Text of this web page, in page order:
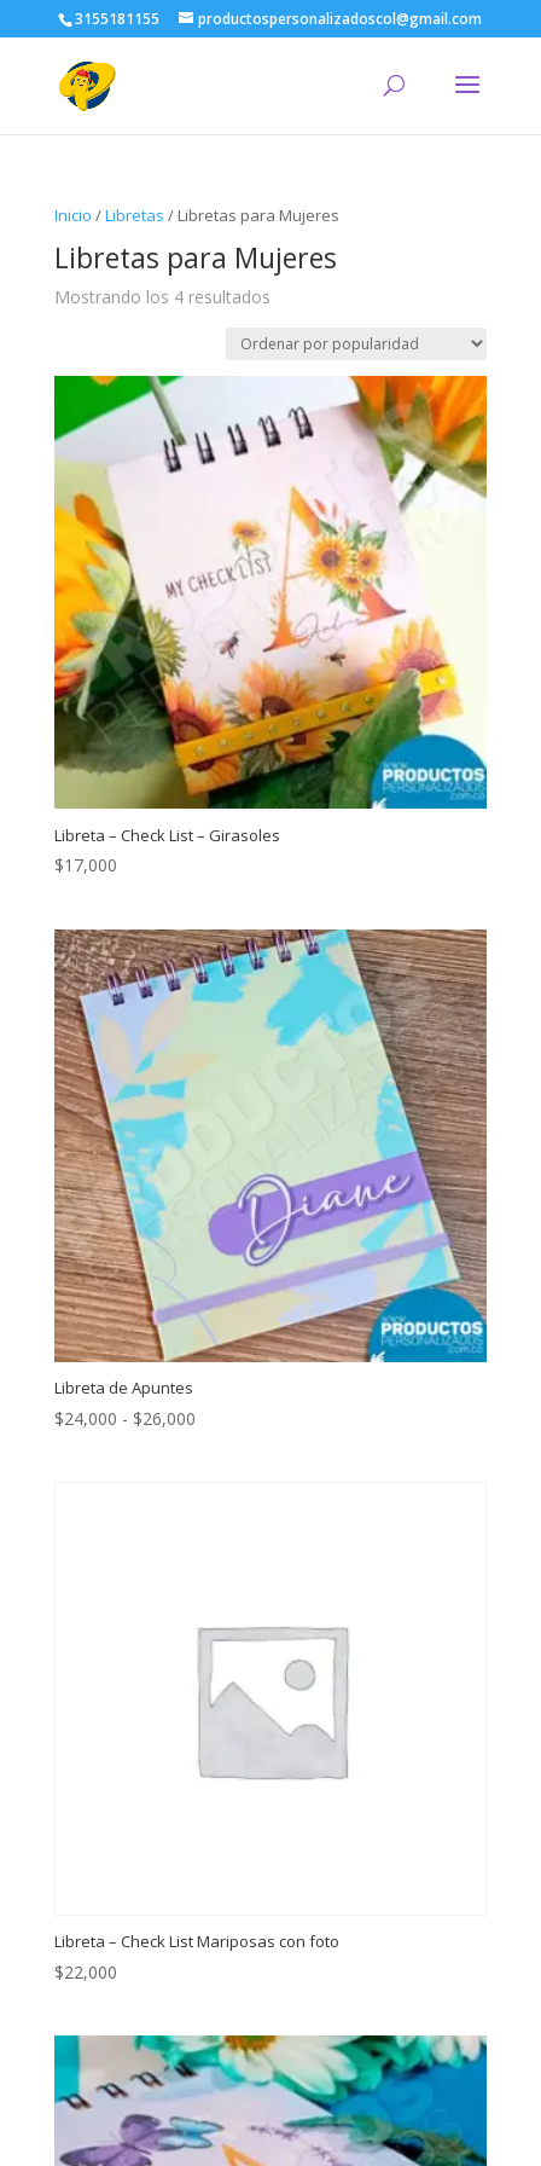
3155181155 productospersonalizadoscol@gmail.com
Inicio /Libretas / Libretas para Mujeres
Libretas para Mujeres
Mostrando los 4 resultadosOrdenado
popularidad
Libreta – Check List – Girasoles
$17,000
Libreta de Apuntes
$24,000 - $26,000Rango
Libreta – Check List Mariposas con foto
$22,000